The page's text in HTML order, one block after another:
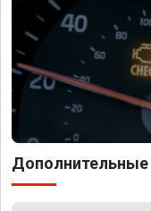
Дополнительные